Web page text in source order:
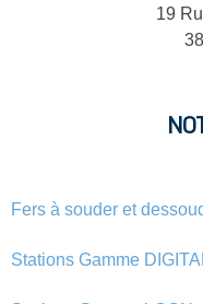
19
Fers à souder et
Stations Gamme